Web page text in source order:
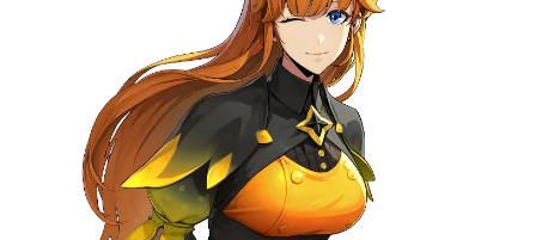
女性向け
アプリレビュー